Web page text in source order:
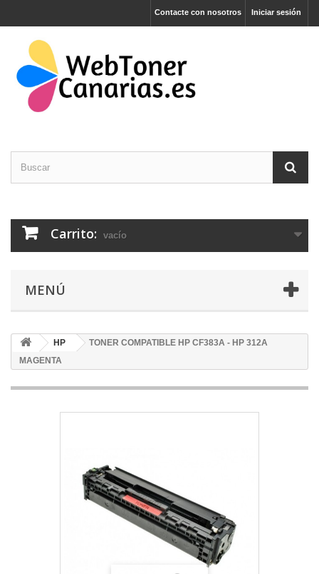
Iniciar sesión
Contacte con nosotros
Carrito: vacío
MENÚ
HP
TONER COMPATIBLE HP CF383A - HP 312A
MAGENTA